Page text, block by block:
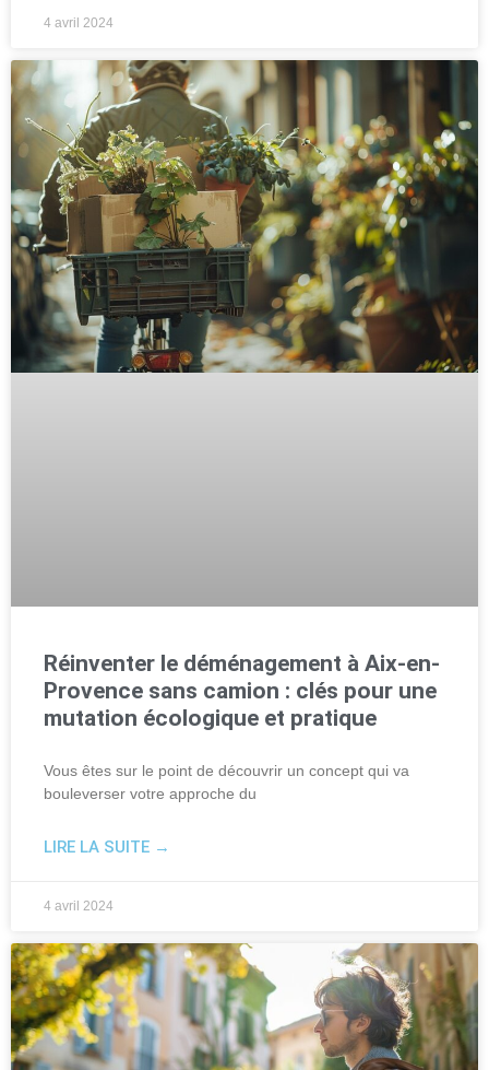
4 avril 2024
Réinventer le déménagement à Aix-en-
Provence sans camion : clés pour une
mutation écologique et pratique
Vous êtes sur le point de découvrir un concept qui va
bouleverser votre approche du
LIRE LA SUITE →
4 avril 2024